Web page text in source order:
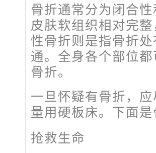
骨折通常分为闭合
皮肤软组织相对完
性骨折则是指骨折
通。全身各个部位
骨折。
一旦怀疑有骨折，
量用硬板床。下面
抢救生命